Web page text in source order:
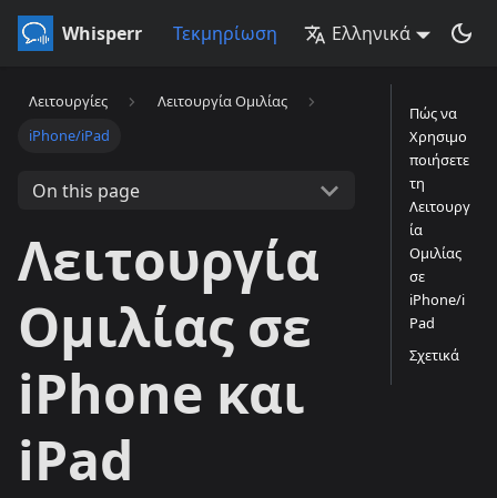
Whisperr Τεκμηρίωση Ελληνικά
Λειτουργίες
Λειτουργία Ομιλίας
iPhone/iPad
On this page
Λειτουργία
Ομιλίας σε
iPhone και
iPad
Πώς να
Χρησιμο
ποιήσετε
τη
Λειτουργ
ία
Ομιλίας
σε
iPhone/i
Pad
Σχετικά